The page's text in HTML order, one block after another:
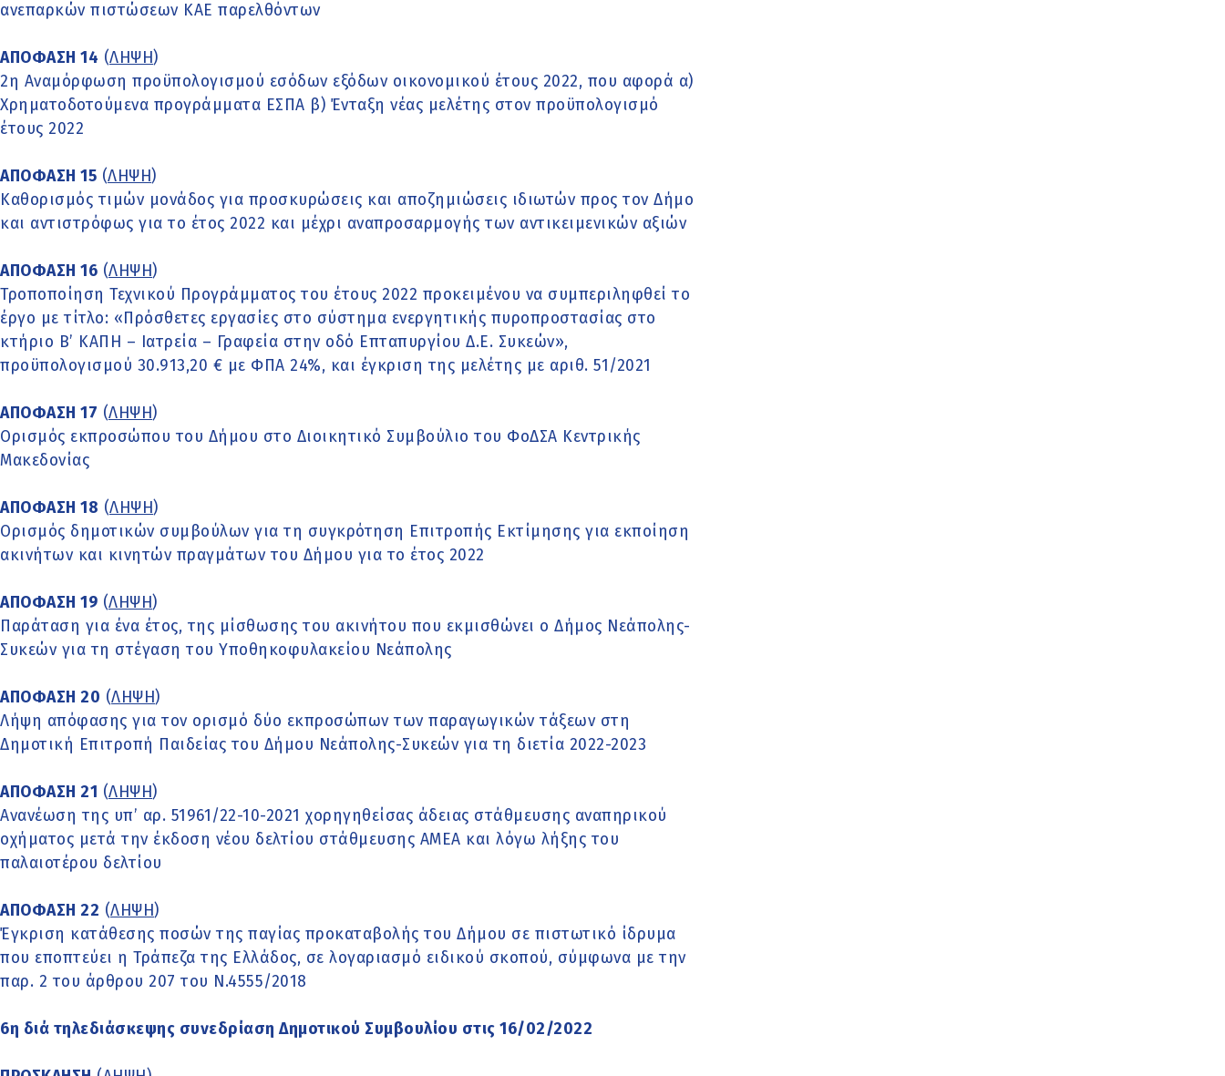
ανεπαρκών πιστώσεων ΚΑΕ παρελθόντων
ΑΠΟΦΑΣΗ 14 (ΛΗΨΗ)
2η Αναμόρφωση προϋπολογισμού εσόδων εξόδων οικονομικού έτους 2022, που αφορά α)
Χρηματοδοτούμενα προγράμματα ΕΣΠΑ β) Ένταξη νέας μελέτης στον προϋπολογισμό
έτους 2022
ΑΠΟΦΑΣΗ 15 (ΛΗΨΗ)
Καθορισμός τιμών μονάδος για προσκυρώσεις και αποζημιώσεις ιδιωτών προς τον Δήμο
και αντιστρόφως για το έτος 2022 και μέχρι αναπροσαρμογής των αντικειμενικών αξιών
ΑΠΟΦΑΣΗ 16 (ΛΗΨΗ)
Τροποποίηση Τεχνικού Προγράμματος του έτους 2022 προκειμένου να συμπεριληφθεί το
έργο με τίτλο: «Πρόσθετες εργασίες στο σύστημα ενεργητικής πυροπροστασίας στο
κτήριο Β’ ΚΑΠΗ – Ιατρεία – Γραφεία στην οδό Επταπυργίου Δ.Ε. Συκεών»,
προϋπολογισμού 30.913,20 € με ΦΠΑ 24%, και έγκριση της μελέτης με αριθ. 51/2021
ΑΠΟΦΑΣΗ 17 (ΛΗΨΗ)
Ορισμός εκπροσώπου του Δήμου στο Διοικητικό Συμβούλιο του ΦοΔΣΑ Κεντρικής
Μακεδονίας
ΑΠΟΦΑΣΗ 18 (ΛΗΨΗ)
Ορισμός δημοτικών συμβούλων για τη συγκρότηση Επιτροπής Εκτίμησης για εκποίηση
ακινήτων και κινητών πραγμάτων του Δήμου για το έτος 2022
ΑΠΟΦΑΣΗ 19 (ΛΗΨΗ)
Παράταση για ένα έτος, της μίσθωσης του ακινήτου που εκμισθώνει ο Δήμος Νεάπολης-
Συκεών για τη στέγαση του Υποθηκοφυλακείου Νεάπολης
ΑΠΟΦΑΣΗ 20 (ΛΗΨΗ)
Λήψη απόφασης για τον ορισμό δύο εκπροσώπων των παραγωγικών τάξεων στη
Δημοτική Επιτροπή Παιδείας του Δήμου Νεάπολης-Συκεών για τη διετία 2022-2023
ΑΠΟΦΑΣΗ 21 (ΛΗΨΗ)
Ανανέωση της υπ’ αρ. 51961/22-10-2021 χορηγηθείσας άδειας στάθμευσης αναπηρικού
οχήματος μετά την έκδοση νέου δελτίου στάθμευσης ΑΜΕΑ και λόγω λήξης του
παλαιοτέρου δελτίου
ΑΠΟΦΑΣΗ 22 (ΛΗΨΗ)
Έγκριση κατάθεσης ποσών της παγίας προκαταβολής του Δήμου σε πιστωτικό ίδρυμα
που εποπτεύει η Τράπεζα της Ελλάδος, σε λογαριασμό ειδικού σκοπού, σύμφωνα με την
παρ. 2 του άρθρου 207 του Ν.4555/2018
6η διά τηλεδιάσκεψης συνεδρίαση Δημοτικού Συμβουλίου στις 16/02/2022